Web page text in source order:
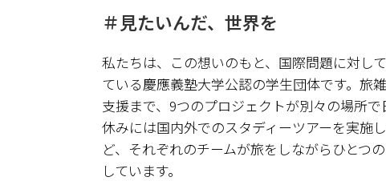
＃見たいんだ、世界を
私たちは、この想いのもと、国際問題に対し
ている慶應義塾大学公認の学生団体です。旅
支援まで、9つのプロジェクトが別々の場所
休みには国内外でのスタディーツアーを実施
ど、それぞれのチームが旅をしながらひとつ
しています。